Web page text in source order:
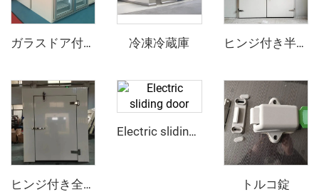
ガラスドア付きディスプレイ冷蔵庫 冷凍冷蔵庫 ヒンジ付き半埋め込みドア
ヒンジ付き全埋め込みドア
Electric sliding door
トルコ錠